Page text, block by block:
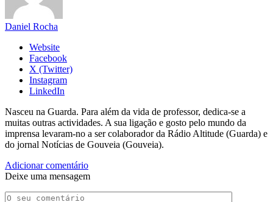
Daniel Rocha
Website
Facebook
X (Twitter)
Instagram
LinkedIn
Nasceu na Guarda. Para além da vida de professor, dedica-se a
muitas outras actividades. A sua ligação e gosto pelo mundo da
imprensa levaram-no a ser colaborador da Rádio Altitude (Guarda) e
do jornal Notícias de Gouveia (Gouveia).
Adicionar comentário
Deixe uma mensagem